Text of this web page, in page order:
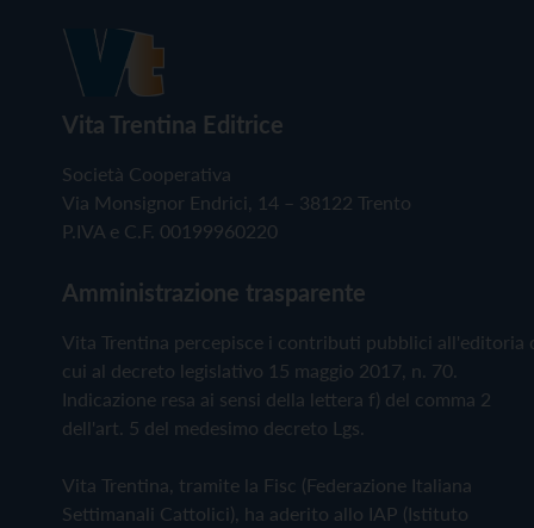
Vita Trentina Editrice
Società Cooperativa
Via Monsignor Endrici, 14 – 38122 Trento
P.IVA e C.F. 00199960220
Amministrazione trasparente
Vita Trentina percepisce i contributi pubblici all'editoria
cui al decreto legislativo 15 maggio 2017, n. 70.
Indicazione resa ai sensi della lettera f) del comma 2
dell'art. 5 del medesimo decreto Lgs.
Vita Trentina, tramite la Fisc (Federazione Italiana
Settimanali Cattolici), ha aderito allo IAP (Istituto